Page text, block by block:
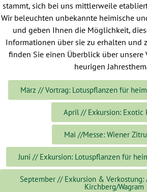
stammt, sich bei uns mittlerweile
Wir beleuchten unbekannte heimische
und geben Ihnen die Möglichkeit,
Informationen über sie zu erhalten und
finden Sie einen Überblick über unsere
heurigen
März // Vortrag: Lotuspflanzen für
April // Exkursion: Exotic
Mai //Messe: Wiener
Juni // Exkursion: Lotuspflanzen für
September // Exkursion &
Kirchberg/Wagram